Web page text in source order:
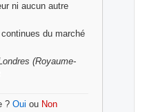
ni aucun autre
du marché
(Royaume-
? Oui ou Non